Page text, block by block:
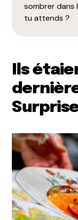
sombrer dans
tu attends ?
Ils